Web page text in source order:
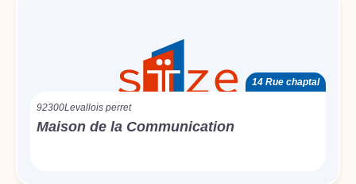
14 Rue chaptal
92300Levallois perret
Maison de la Communication